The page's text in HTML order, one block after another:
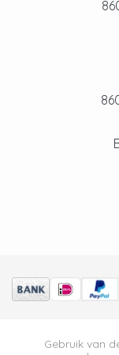
Behoud
Voorkomt
Langere
Reinigen
FAQ - Philips
Hoe vaak
Gebruik van